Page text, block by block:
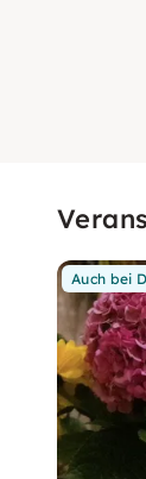
Auch bei